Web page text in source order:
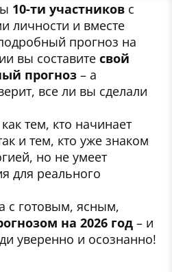
10-ти участников с
личности и вместе
прогноз на
вы составите свой
прогноз – а
все ли вы сделали
тем, кто начинает
и тем, кто уже знаком
но не умеет
для реального
с готовым, ясным,
на 2026 год – и
уверенно и осознанно!